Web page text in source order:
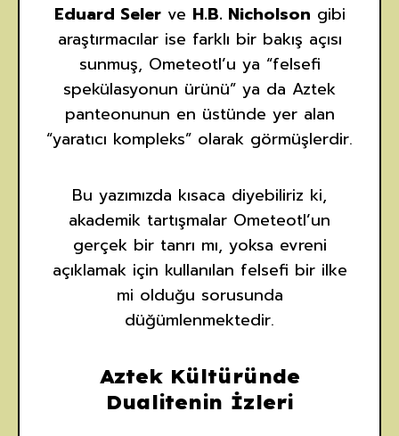
Eduard Selerve H.B. Nicholson gibi
araştırmacılar ise farklı bir bakış açısı
sunmuş, Ometeotl’u ya “felsefi
spekülasyonun ürünü” ya da Aztek
panteonunun en üstünde yer alan
“yaratıcı kompleks” olarak görmüşlerdir.
Bu yazımızda kısaca diyebiliriz ki,
akademik tartışmalar Ometeotl’un
gerçek bir tanrı mı, yoksa evreni
açıklamak için kullanılan felsefi bir ilke
mi olduğu sorusunda
düğümlenmektedir.
Aztek Kültüründe
Dualitenin İzleri